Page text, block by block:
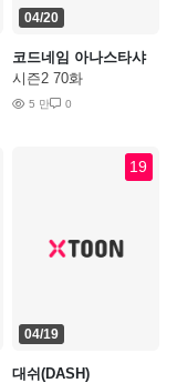
04/20
코드네임 아나스타샤
시즌2 70화
5 만 0
19
04/19
대쉬(DASH)